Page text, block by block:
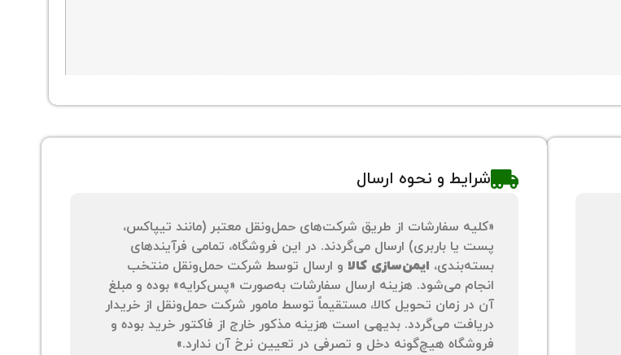
شرایط و نحوه ارسال
«کلیه سفارشات از طریق شرکت‌های حمل‌ونقل معتبر (مانند تیپاکس،
پست یا باربری) ارسال می‌گردند. در این فروشگاه، تمامی فرآیندهای
بسته‌بندی، ایمن‌سازی کالا و ارسال توسط شرکت حمل‌ونقل منتخب
انجام می‌شود. هزینه ارسال سفارشات به‌صورت «پس‌کرایه» بوده و مبلغ
آن در زمان تحویل کالا، مستقیماً توسط مامور شرکت حمل‌ونقل از خریدار
دریافت می‌گردد. بدیهی است هزینه مذکور خارج از فاکتور خرید بوده و
فروشگاه هیچ‌گونه دخل و تصرفی در تعیین نرخ آن ندارد.»